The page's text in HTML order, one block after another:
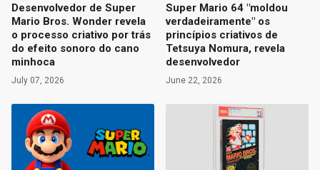
Desenvolvedor de Super
Mario Bros. Wonder revela
o processo criativo por trás
do efeito sonoro do cano
minhoca
July 07, 2026
Super Mario 64 "moldou
verdadeiramente" os
princípios criativos de
Tetsuya Nomura, revela
desenvolvedor
June 22, 2026